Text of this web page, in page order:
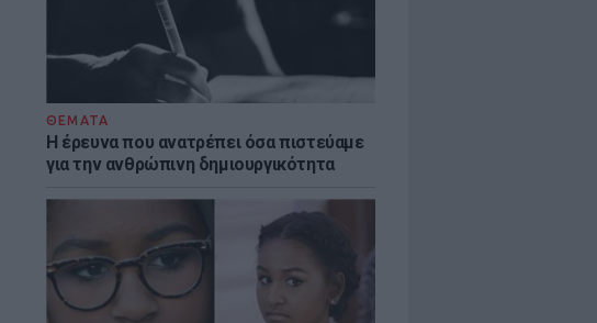
ΘΕΜΑΤΑ
Η έρευνα που ανατρέπει όσα πιστεύαμε
για την ανθρώπινη δημιουργικότητα